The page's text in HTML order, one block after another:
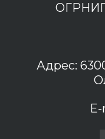
Адрес: